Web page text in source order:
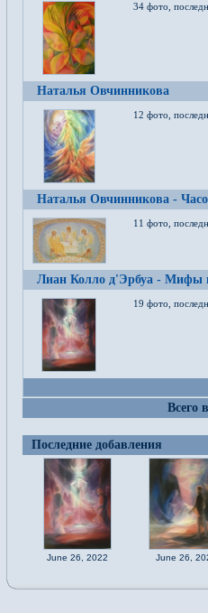
34 фото,
Наталья Овчинникова
12 фото,
Наталья Овчинникова -
11 фото,
Лиан Колло д'Эрбуа - Мифы
19 фото,
Всего
Последние добавления
June 26, 2022 June 26,